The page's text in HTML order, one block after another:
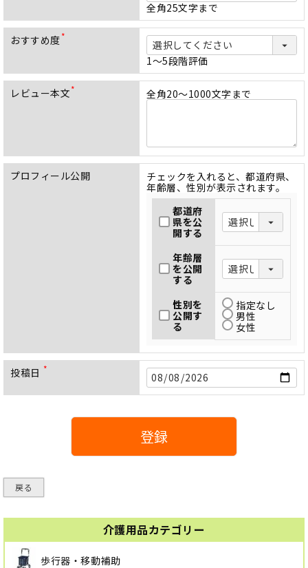
介護用品カテゴリー
歩行器・移動補助
須
)
全角25文字まで
おすすめ度
)
1～5段階評価
レビュー本文 全角20～1000文字まで
プロフィール公開
チェックを入れると、都道府県、
年齢層、性別が表示されます。
都道府
県を公
開する
年齢層
を公開
する
性別を
公開す
る
指定なし
男性
女性
投稿日
登録
戻る